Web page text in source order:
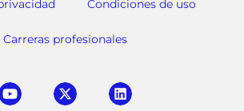
Condiciones de uso
Carreras profesionales